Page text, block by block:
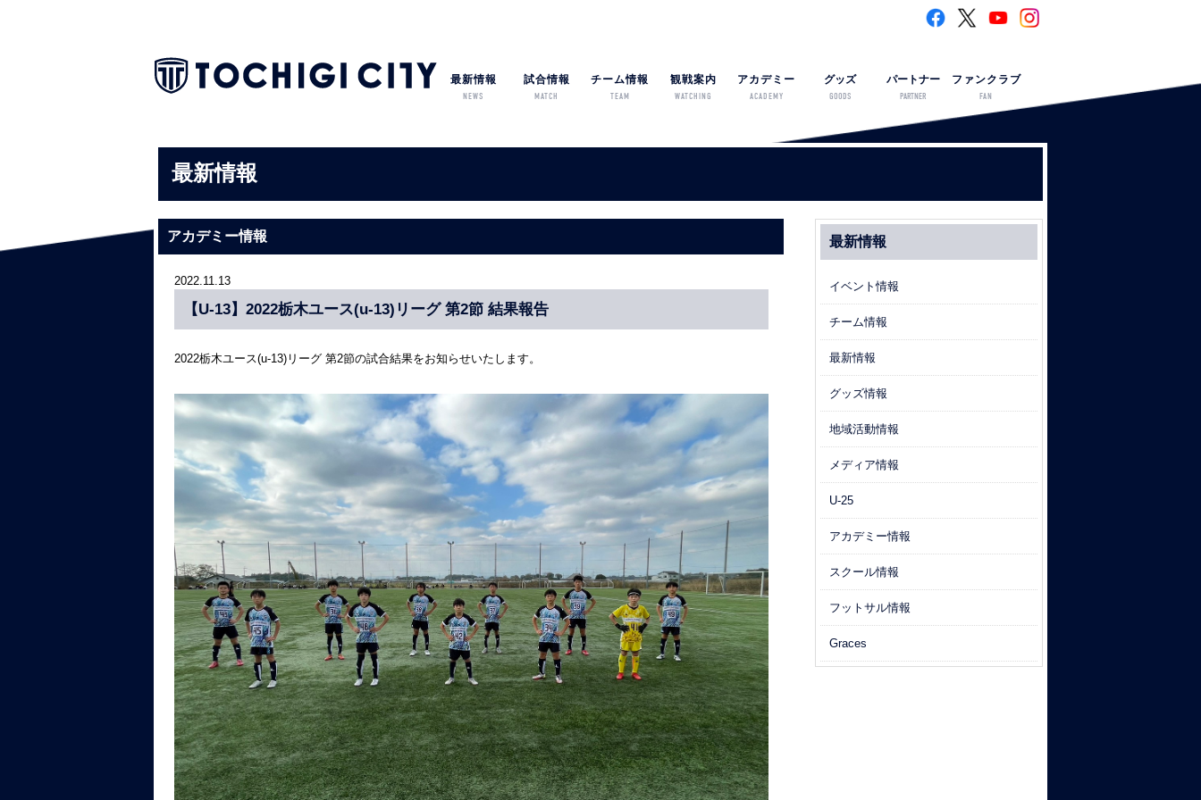
最新情報
NEWS
試合情報
MATCH
チーム情報
TEAM
観戦案内
WATCHING
アカデミー
ACADEMY
グッズ
GOODS
パートナー
PARTNER
ファンクラブ
FAN
最新情報
アカデミー情報
2022.11.13
【U-13】2022栃木ユース(u-13)リーグ 第2節 結果報告
2022栃木ユース(u-13)リーグ 第2節の試合結果をお知らせいたします。
最新情報
イベント情報
チーム情報
最新情報
グッズ情報
地域活動情報
メディア情報
U-25
アカデミー情報
スクール情報
フットサル情報
Graces